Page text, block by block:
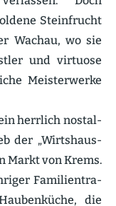
Stein­frucht
Wachau, wo sie
und virtuose
Meister­werke
ein herrlich nostal­
der „Wirts­haus­
Markt von Krems.
Famili­en­tra­
die